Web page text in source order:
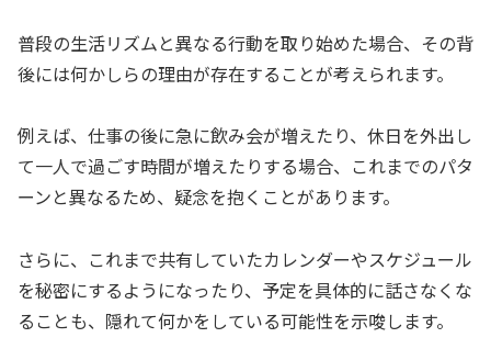
普段の生活リズムと異なる行動を取り始めた場合、その背
後には何かしらの理由が存在することが考えられます。
例えば、仕事の後に急に飲み会が増えたり、休日を外出し
て一人で過ごす時間が増えたりする場合、これまでのパタ
ーンと異なるため、疑念を抱くことがあります。
さらに、これまで共有していたカレンダーやスケジュール
を秘密にするようになったり、予定を具体的に話さなくな
ることも、隠れて何かをしている可能性を示唆します。